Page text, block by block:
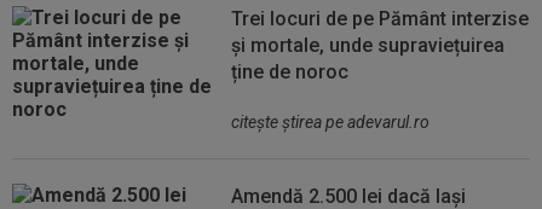
Trei locuri de pe Pământ interzise
și mortale, unde supraviețuirea
ține de noroc
citeşte ştirea pe adevarul.ro
Amendă 2.500 lei dacă lași